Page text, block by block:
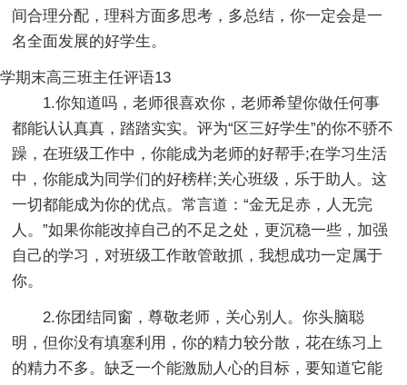
间合理分配，理科方面多思考，多总结，你一定会是一
名全面发展的好学生。
学期末高三班主任评语13
1.你知道吗，老师很喜欢你，老师希望你做任何事
都能认认真真，踏踏实实。评为“区三好学生”的你不骄不
躁，在班级工作中，你能成为老师的好帮手;在学习生活
中，你能成为同学们的好榜样;关心班级，乐于助人。这
一切都能成为你的优点。常言道：“金无足赤，人无完
人。”如果你能改掉自己的不足之处，更沉稳一些，加强
自己的学习，对班级工作敢管敢抓，我想成功一定属于
你。
2.你团结同窗，尊敬老师，关心别人。你头脑聪
明，但你没有填塞利用，你的精力较分散，花在练习上
的精力不多。缺乏一个能激励人心的目标，要知道它能